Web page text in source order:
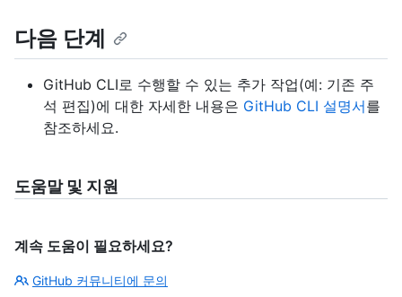
다음 단계
GitHub CLI로 수행할 수 있는 추가 작업(예: 기존 주
석 편집)에 대한 자세한 내용은 GitHub CLI 설명서를
참조하세요.
도움말 및 지원
계속 도움이 필요하세요?
GitHub 커뮤니티에 문의